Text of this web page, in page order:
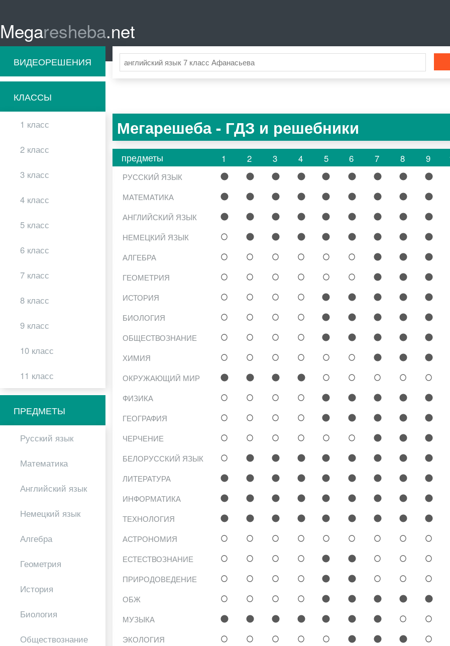
Megaresheba.net
ВИДЕОРЕШЕНИЯ
КЛАССЫ
1 класс
2 класс
3 класс
4 класс
5 класс
6 класс
7 класс
8 класс
9 класс
10 класс
11 класс
ПРЕДМЕТЫ
Русский язык
Математика
Английский язык
Немецкий язык
Алгебра
Геометрия
История
Биология
Обществознание
Мегарешеба - ГДЗ и решебники
предметы 1 2 3 4 5 6 7 8 9
РУССКИЙ ЯЗЫК 1 2 3 4 5 6 7 8 9
МАТЕМАТИКА
1 2 3 4 5 6 7 8 9
АНГЛИЙСКИЙ ЯЗЫК
1 2 3 4 5 6 7 8 9
НЕМЕЦКИЙ ЯЗЫК
1 2 3 4 5 6 7 8 9
АЛГЕБРА
1 2 3 4 5 6 7 8 9
ГЕОМЕТРИЯ
1 2 3 4 5 6 7 8 9
ИСТОРИЯ
1 2 3 4 5 6 7 8 9
БИОЛОГИЯ
1 2 3 4 5 6 7 8 9
ОБЩЕСТВОЗНАНИЕ
1 2 3 4 5 6 7 8 9
ХИМИЯ
1 2 3 4 5 6 7 8 9
ОКРУЖАЮЩИЙ МИР
1 2 3 4 5 6 7 8 9
ФИЗИКА
1 2 3 4 5 6 7 8 9
ГЕОГРАФИЯ
1 2 3 4 5 6 7 8 9
ЧЕРЧЕНИЕ
1 2 3 4 5 6 7 8 9
БЕЛОРУССКИЙ ЯЗЫК
1 2 3 4 5 6 7 8 9
ЛИТЕРАТУРА
1 2 3 4 5 6 7 8 9
ИНФОРМАТИКА
1 2 3 4 5 6 7 8 9
ТЕХНОЛОГИЯ
1 2 3 4 5 6 7 8 9
АСТРОНОМИЯ
1 2 3 4 5 6 7 8 9
ЕСТЕСТВОЗНАНИЕ
1 2 3 4 5 6 7 8 9
ПРИРОДОВЕДЕНИЕ
1 2 3 4 5 6 7 8 9
ОБЖ
1 2 3 4 5 6 7 8 9
МУЗЫКА
1 2 3 4 5 6 7 8 9
ЭКОЛОГИЯ
1 2 3 4 5 6 7 8 9